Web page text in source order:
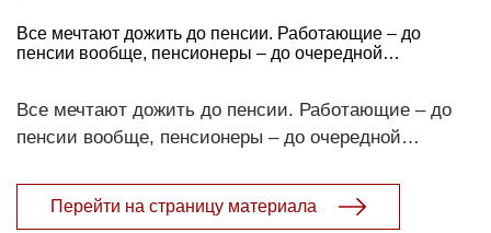
Все мечтают дожить до пенсии. Работающие – до
пенсии вообще, пенсионеры – до очередной…
Все мечтают дожить до пенсии. Работающие – до
пенсии вообще, пенсионеры – до очередной…
Перейти на страницу материала